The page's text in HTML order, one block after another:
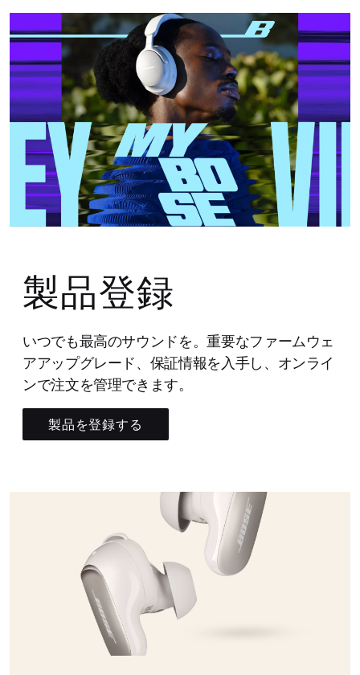
製品登録
いつでも最高のサウンドを。重要なファームウェ
アアップグレード、保証情報を入手し、オンライ
ンで注文を管理できます。
製品を登録する